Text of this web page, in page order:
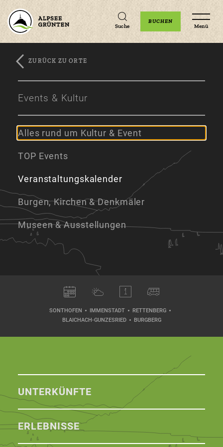
Zum
Zur
Zum
Suche
BUCHEN
Menü
ZURÜCK ZU ORTE
Events & Kultur
Alles rund um Kultur & Event
TOP Events
Veranstaltungskalender
Burgen, Kirchen & Denkmäler
Museen & Ausstellungen
SONTHOFEN IMMENSTADT
RETTENBERG
BLAICHACH-GUNZESRIED
BURGBERG
UNTERKÜNFTE
ERLEBNISSE
Unterkünfte Veranstaltungen